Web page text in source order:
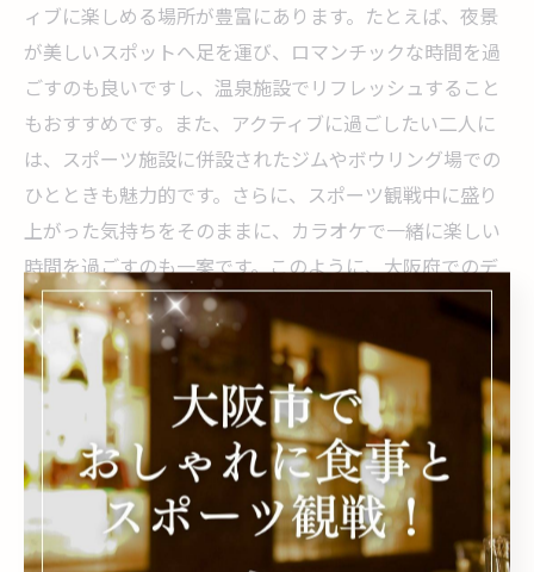
ィブに楽しめる場所が豊富にあります。たとえば、夜景
が美しいスポットへ足を運び、ロマンチックな時間を過
ごすのも良いですし、温泉施設でリフレッシュすること
もおすすめです。また、アクティブに過ごしたい二人に
は、スポーツ施設に併設されたジムやボウリング場での
ひとときも魅力的です。さらに、スポーツ観戦中に盛り
上がった気持ちをそのままに、カラオケで一緒に楽しい
時間を過ごすのも一案です。このように、大阪府でのデ
ートはスポーツ観戦だけでなく、その後のプラン次第で
さらに充実したものになるでしょう。
デートに最適な大阪府のスポーツ
観戦スポット紹介